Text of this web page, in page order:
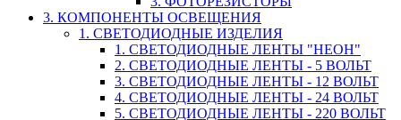
3. КОМПОНЕНТЫ ОСВЕЩЕНИЯ
1. СВЕТОДИОДНЫЕ ИЗДЕЛИЯ
1. СВЕТОДИОДНЫЕ ЛЕНТЫ "НЕОН"
2. СВЕТОДИОДНЫЕ ЛЕНТЫ - 5 ВОЛЬТ
3. СВЕТОДИОДНЫЕ ЛЕНТЫ - 12 ВОЛЬТ
4. СВЕТОДИОДНЫЕ ЛЕНТЫ - 24 ВОЛЬТ
5. СВЕТОДИОДНЫЕ ЛЕНТЫ - 220 ВОЛЬТ